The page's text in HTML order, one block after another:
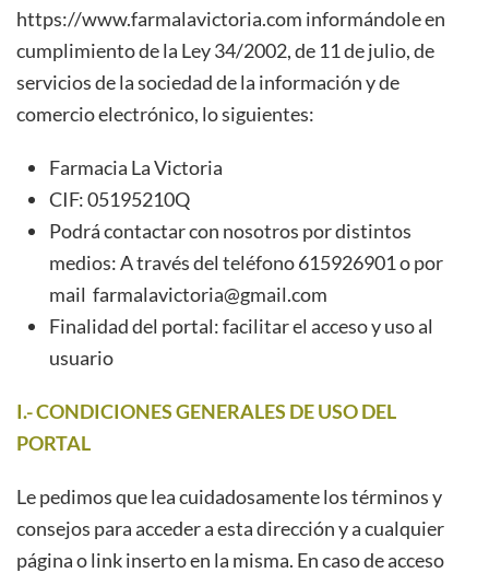
https://www.farmalavictoria.com informándole en
cumplimiento de la Ley 34/2002, de 11 de julio, de
servicios de la sociedad de la información y de
comercio electrónico, lo siguientes:
Farmacia La Victoria
CIF: 05195210Q
Podrá contactar con nosotros por distintos
medios: A través del teléfono 615926901 o por
mail farmalavictoria@gmail.com
Finalidad del portal: facilitar el acceso y uso al
usuario
I.- CONDICIONES GENERALES DE USO DEL
PORTAL
Le pedimos que lea cuidadosamente los términos y
consejos para acceder a esta dirección y a cualquier
página o link inserto en la misma. En caso de acceso